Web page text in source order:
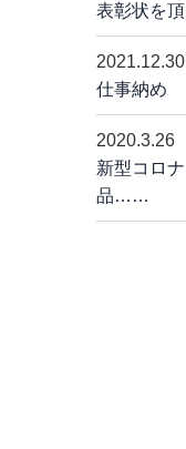
表彰状を
2021.12.30
仕事納め
2020.3.26
新型コロ
品……